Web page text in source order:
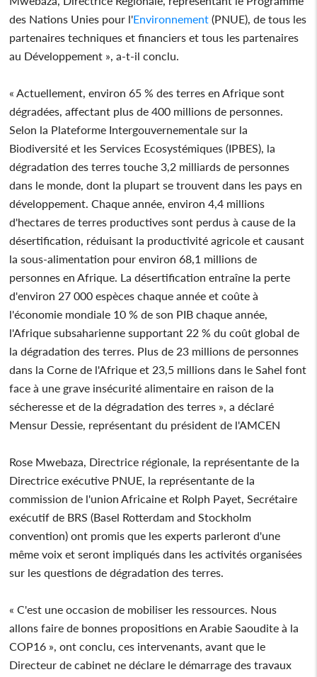
des Nations Unies pour l'Environnement (PNUE), de tous les
partenaires techniques et financiers et tous les partenaires
au Développement », a-t-il conclu.
« Actuellement, environ 65 % des terres en Afrique sont
dégradées, affectant plus de 400 millions de personnes.
Selon la Plateforme Intergouvernementale sur la
Biodiversité et les Services Ecosystémiques (IPBES), la
dégradation des terres touche 3,2 milliards de personnes
dans le monde, dont la plupart se trouvent dans les pays en
développement. Chaque année, environ 4,4 millions
d'hectares de terres productives sont perdus à cause de la
désertification, réduisant la productivité agricole et causant
la sous-alimentation pour environ 68,1 millions de
personnes en Afrique. La désertification entraîne la perte
d'environ 27 000 espèces chaque année et coûte à
l'économie mondiale 10 % de son PIB chaque année,
l'Afrique subsaharienne supportant 22 % du coût global de
la dégradation des terres. Plus de 23 millions de personnes
dans la Corne de l'Afrique et 23,5 millions dans le Sahel font
face à une grave insécurité alimentaire en raison de la
sécheresse et de la dégradation des terres », a déclaré
Mensur Dessie, représentant du président de l'AMCEN
Rose Mwebaza, Directrice régionale, la représentante de la
Directrice exécutive PNUE, la représentante de la
commission de l'union Africaine et Rolph Payet, Secrétaire
exécutif de BRS (Basel Rotterdam and Stockholm
convention) ont promis que les experts parleront d'une
même voix et seront impliqués dans les activités organisées
sur les questions de dégradation des terres.
« C'est une occasion de mobiliser les ressources. Nous
allons faire de bonnes propositions en Arabie Saoudite à la
COP16 », ont conclu, ces intervenants, avant que le
Directeur de cabinet ne déclare le démarrage des travaux